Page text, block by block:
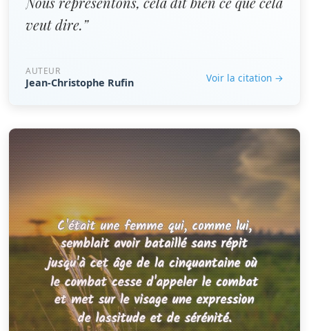
veut dire.”
AUTEUR
Jean-Christophe Rufin Voir la citation →